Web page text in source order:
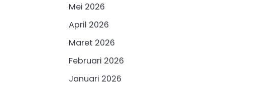
Mei 2026
April 2026
Maret 2026
Februari 2026
Januari 2026